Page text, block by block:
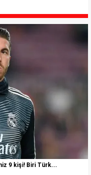
9 kişi! Biri Türk...